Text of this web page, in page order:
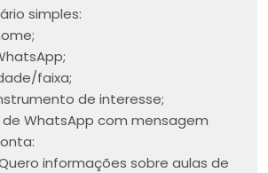
simples:
faixa;
de interesse;
WhatsApp com mensagem
informações sobre aulas de